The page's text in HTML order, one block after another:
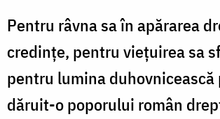
Pentru râvna sa în apărarea
credințe, pentru viețuirea sa
pentru lumina duhovnicească
dăruit-o poporului român